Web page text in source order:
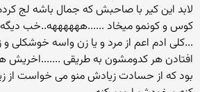
لابد این کیر با صاحبش که جمال باشه لج
کوس و کونمو میخاد ......ههههههه..خب
...کلی ادم اعم از مرد و یا زن واسه خوشکلی و
افتادن هر کدومشون به طریقی
بود که از حسادت زیادش منو می خواست از